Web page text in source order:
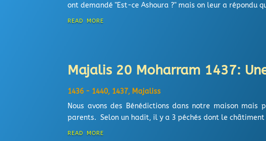
ont demandé "Est-ce Ashoura ?" mais on leur a répondu
read more
Majalis 20 Moharram 1437:
1436 - 1440, 1437, Majaliss
Nous avons des Bénédictions dans notre maison mais
parents. Selon un hadit, il y a 3 péchés dont le
read more